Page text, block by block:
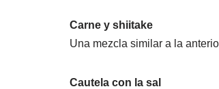
Carne y shiitake
Una mezcla similar a la
Cautela con la sal